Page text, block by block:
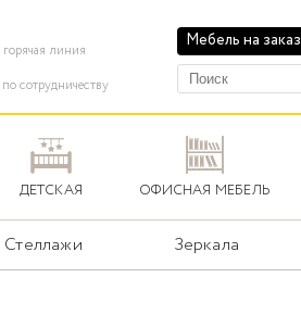
горячая линия
по сотрудничеству
Мебель на заказ
ДЕТСКАЯ ОФИСНАЯ МЕБЕЛЬ
Стеллажи Зеркала